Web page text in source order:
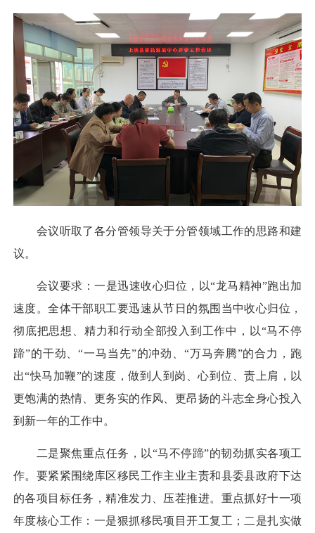
会议听取了各分管领导关于分管领域工作的思路和建
议。
会议要求：一是迅速收心归位，以“龙马精神”跑出加
速度。全体干部职工要迅速从节日的氛围当中收心归位，
彻底把思想、精力和行动全部投入到工作中，以“马不停
蹄”的干劲、“一马当先”的冲劲、“万马奔腾”的合力，跑
出“快马加鞭”的速度，做到人到岗、心到位、责上肩，以
更饱满的热情、更务实的作风、更昂扬的斗志全身心投入
到新一年的工作中。
二是聚焦重点任务，以“马不停蹄”的韧劲抓实各项工
作。要紧紧围绕库区移民工作主业主责和县委县政府下达
的各项目标任务，精准发力、压茬推进。重点抓好十一项
年度核心工作：一是狠抓移民项目开工复工；二是扎实做